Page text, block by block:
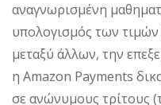
αναγνωρισμένη
υπολογισμός των
μεταξύ άλλων, την
η Amazon Payments
σε ανώνυμους τρίτους